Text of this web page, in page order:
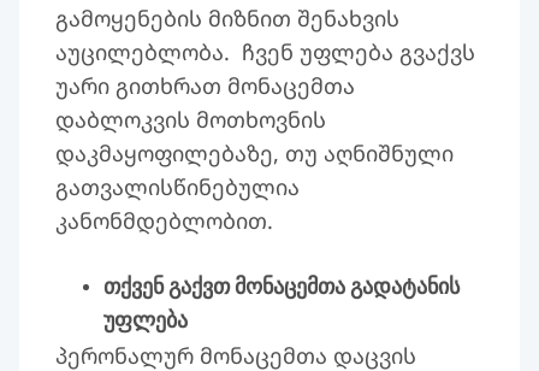
გამოყენების მიზნით შენახვის
აუცილებლობა. ჩვენ უფლება გვაქვს
უარი გითხრათ მონაცემთა
დაბლოკვის მოთხოვნის
დაკმაყოფილებაზე, თუ აღნიშნული
გათვალისწინებულია
კანონმდებლობით.
თქვენ გაქვთ მონაცემთა გადატანის
უფლება
პერონალურ მონაცემთა დაცვის